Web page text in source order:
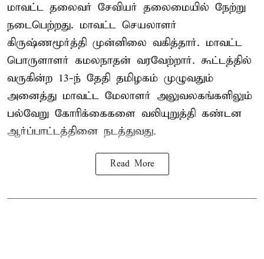
மாவட்ட தலைவர் சேவியர் தலைமையில் நேற்று
நடைபெற்றது. மாவட்ட செயலாளர்
கிருஷ்ணமூர்த்தி முன்னிலை வகித்தார். மாவட்ட
பொருளாளர் கமலநாதன் வரவேற்றார். கூட்டத்தில்
வருகின்ற 13-ந் தேதி தமிழகம் முழுவதும்
அனைத்து மாவட்ட மேலாளர் அலுவலகங்களிலும்
பல்வேறு கோரிக்கைகளை வலியுறுத்தி கண்டன
ஆர்ப்பாட்டத்தினை நடத்துவது.
Read More